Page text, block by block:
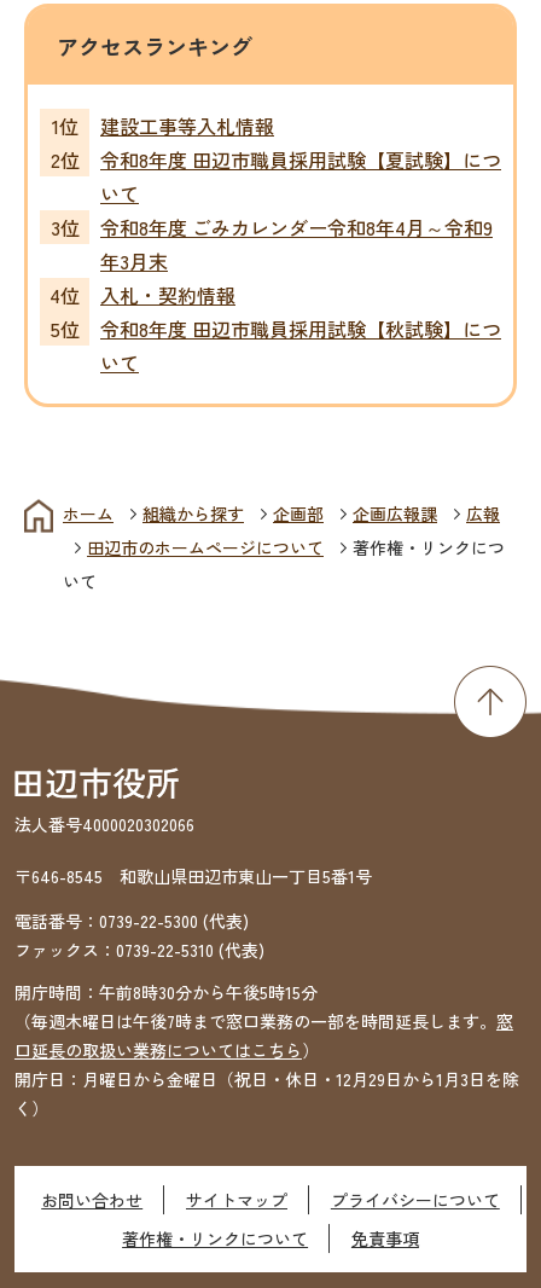
アクセスランキング
建設工事等入札情報
令和8年度 田辺市職員採用試験【夏試験】につ
いて
令和8年度 ごみカレンダー令和8年4月～令和9
年3月末
入札・契約情報
令和8年度 田辺市職員採用試験【秋試験】につ
いて
ホーム 組織から探す 企画部 企画広報課
広報
田辺市のホームページについて
著作権・リンクにつ
いて
法人番号4000020302066
〒646-8545 和歌山県田辺市東山一丁目5番1号
電話番号： 0739-22-5300 (代表)
ファックス： 0739-22-5310 (代表)
開庁時間：午前8時30分から午後5時15分
（毎週木曜日は午後7時まで窓口業務の一部を時間延長します。 窓
口延長の取扱い業務についてはこちら）
開庁日：月曜日から金曜日（祝日・休日・12月29日から1月3日を除
く）
お問い合わせ サイトマップ
プライバシーについて
著作権・リンクについて
免責事項